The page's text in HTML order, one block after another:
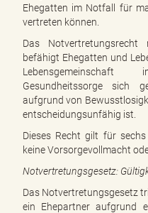
Ehegatten im Notfall für
vertreten können.
Das
befähigt Ehegatten und
Gesundheitssorge sich
aufgrund von
entscheidungsunfähig ist.
Dieses Recht gilt für
keine Vorsorgevollmacht
Notvertretungsgesetz:
Das Notvertretungsgesetz
ein Ehepartner aufgrund